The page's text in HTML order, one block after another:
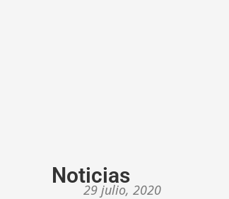
Noticias
29 julio, 2020